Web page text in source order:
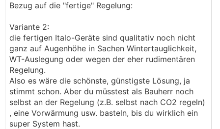
Bezug auf die "fertige" Regelung:
Variante 2:
die fertigen Italo-Geräte sind qualitativ noch nicht
ganz auf Augenhöhe in Sachen Wintertauglichkeit,
WT-Auslegung oder wegen der eher rudimentären
Regelung.
Also es wäre die schönste, günstigste Lösung, ja
stimmt schon. Aber du müsstest als Bauherr noch
selbst an der Regelung (z.B. selbst nach CO2 regeln)
, eine Vorwärmung usw. basteln, bis du wirklich ein
super System hast.